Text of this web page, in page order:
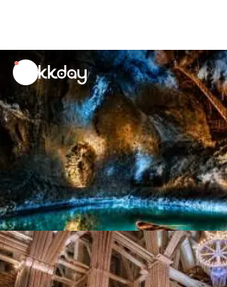
unread
notifications